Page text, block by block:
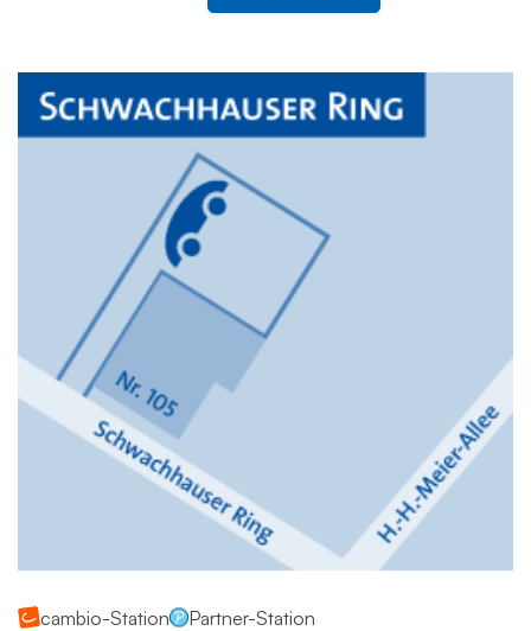
cambio-Station Partner-Station